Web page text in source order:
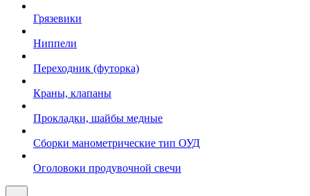
Грязевики
Ниппели
Переходник (футорка)
Краны, клапаны
Прокладки, шайбы медные
Сборки манометрические тип ОУД
Оголовоки продувочной свечи